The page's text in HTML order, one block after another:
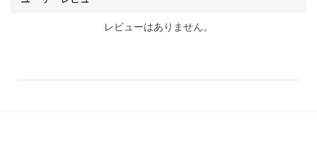
レビューはありません。
して押し引きする圧の調整がしやすいことにもなり、脚
を伸ばしたり縮めたりが柔らかい動きで（←ここポイン
テレマークブーツは、滑走性能を上げるのにアルペンブ